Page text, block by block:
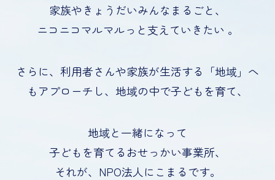
家族やきょうだいみんなまるごと、
ニコニコマルマルっと支えていきたい 。
さらに、利用者さんや家族が生活する「地域」へ
もアプローチし、地域の中で子どもを育て、
地域と一緒になって
子どもを育てるおせっかい事業所、
それが、NPO法人にこまるです。